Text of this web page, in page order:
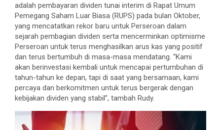
adalah pembayaran dividen tunai interim di Rapat Umum
Pemegang Saham Luar Biasa (RUPS) pada bulan Oktober,
yang mencatatkan rekor baru untuk Perseroan dalam
sejarah pembagian dividen serta mencerminkan optimisme
Perseroan untuk terus menghasilkan arus kas yang positif
dan terus bertumbuh di masa-masa mendatang. “Kami
akan berinvestasi kembali untuk mencapai pertumbuhan di
tahun-tahun ke depan, tapi di saat yang bersamaan, kami
percaya dan berkomitmen untuk terus bergerak dengan
kebijakan dividen yang stabil”, tambah Rudy.